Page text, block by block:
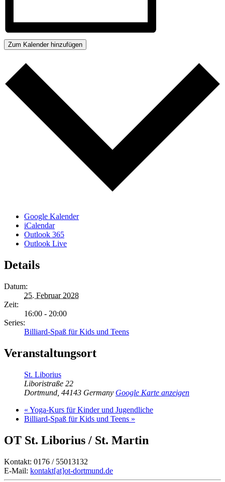
Zum Kalender hinzufügen
Google Kalender
iCalendar
Outlook 365
Outlook Live
Details
Datum:
25. Februar 2028
Zeit:
16:00 - 20:00
Series:
Billiard-Spaß für Kids und Teens
Veranstaltungsort
St. Liborius
Liboristraße 22
Dortmund 44143 Germany Google Karte anzeigen
« Yoga-Kurs für Kinder und Jugendliche
Billiard-Spaß für Kids und Teens »
OT St. Liborius / St. Martin
Kontakt: 0176 / 55013132
E-Mail: kontakt[at]ot-dortmund.de